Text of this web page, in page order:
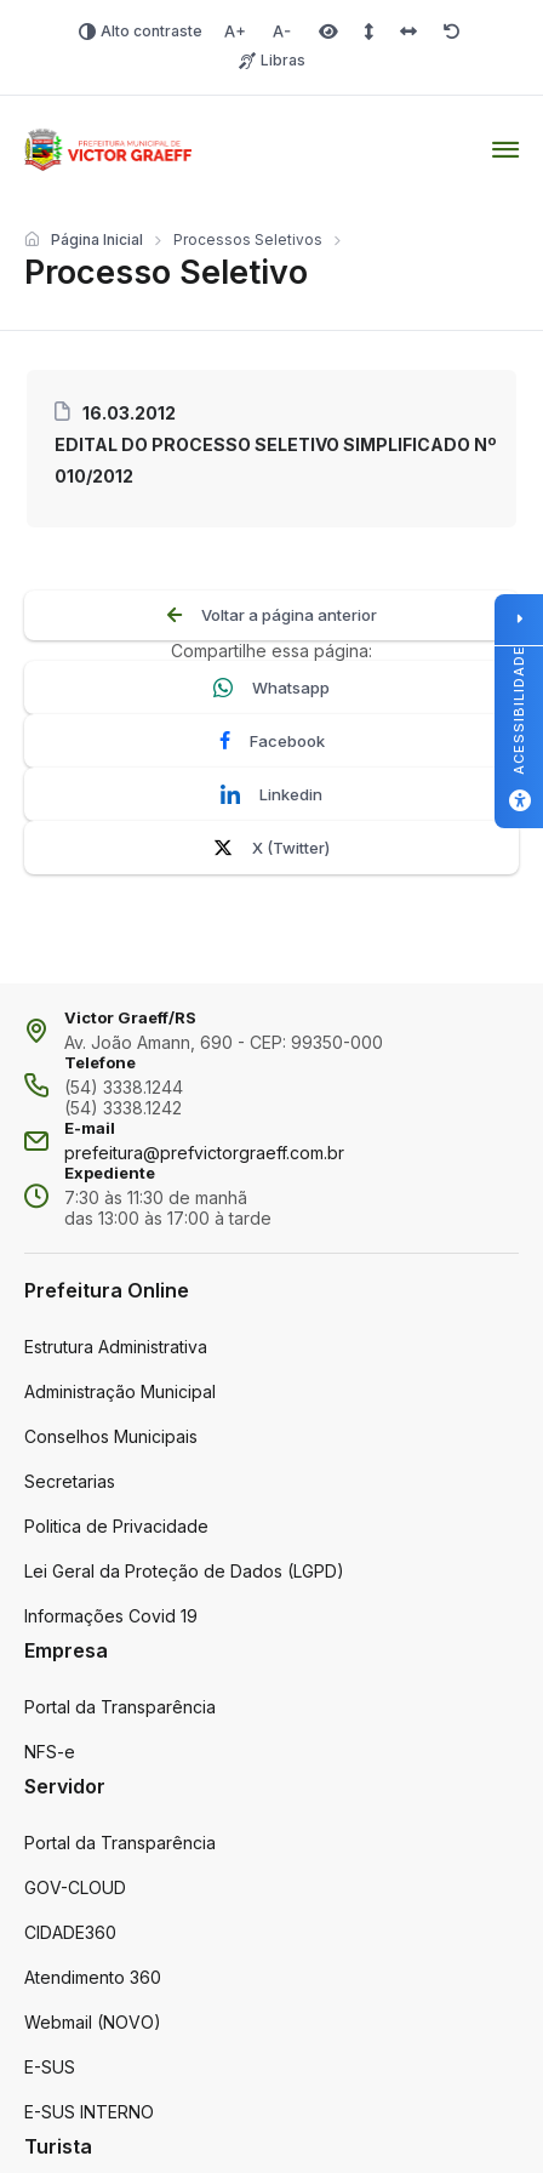
Alto contraste Aumentar fonte
Diminuir fonteÁrea selecionada
Espaçamento de linha
Espaço dos
Redefinir
Libras
Processo Seletivo
Página Inicial Processos Seletivos
16.03.2012
EDITAL DO PROCESSO SELETIVO SIMPLIFICADO Nº
010/2012
Voltar a página anterior
Compartilhe essa página:
Whatsapp
Facebook
Linkedin
X (Twitter)
Victor Graeff/RS
Av. João Amann, 690 - CEP: 99350-000
Telefone
(54) 3338.1244
(54) 3338.1242
E-mail
prefeitura@prefvictorgraeff.com.br
Expediente
7:30 às 11:30 de manhã
das 13:00 às 17:00 à tarde
Prefeitura Online
Estrutura Administrativa
Administração Municipal
Conselhos Municipais
Secretarias
Politica de Privacidade
Lei Geral da Proteção de Dados (LGPD)
Informações Covid 19
Empresa
Portal da Transparência
NFS-e
Servidor
Portal da Transparência
GOV-CLOUD
CIDADE360
Atendimento 360
Webmail (NOVO)
E-SUS
E-SUS INTERNO
Turista
ACESSIBILIDADE